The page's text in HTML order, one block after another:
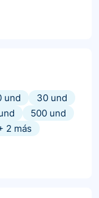
und
30 und
500 und
2 más